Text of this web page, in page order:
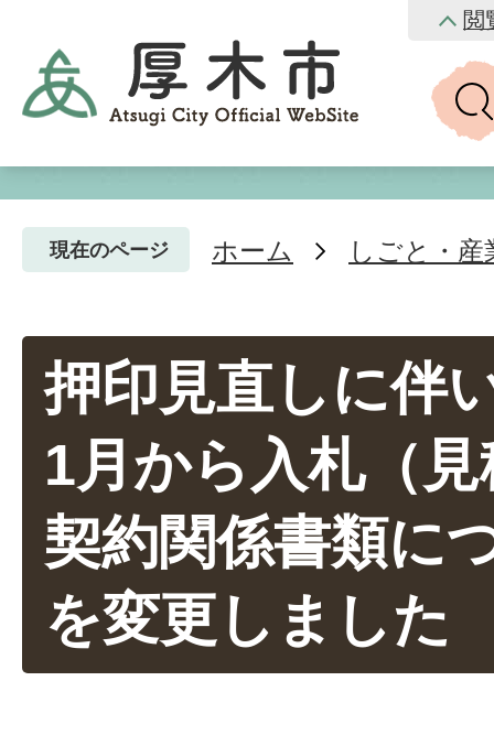
閲
現在のページ ホーム しごと・産
押印見直しに伴
1月から入札（
契約関係書類に
を変更しました